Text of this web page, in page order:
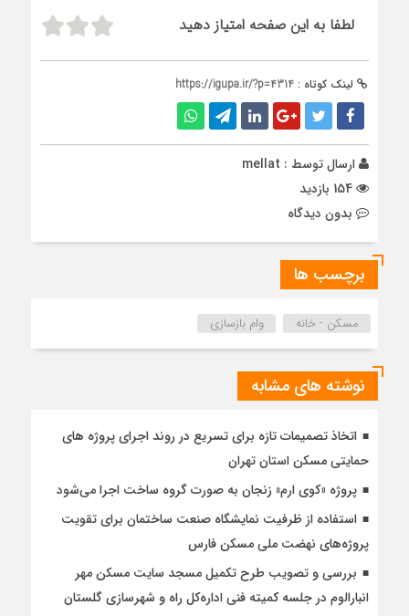
لطفا به این صفحه امتیاز دهید
لینک کوتاه : https://igupa.ir/?p=4314
ارسال توسط : mellat
بدون دیدگاه
برچسب ها
مسکن - خانه وام بازسازی
نوشته های مشابه
اتخاذ تصمیمات تازه برای تسریع در روند اجرای پروژه های
حمایتی مسکن استان تهران
پروژه «کوی ارم» زنجان به صورت گروه ساخت اجرا می‌شود
استفاده از ظرفیت نمایشگاه صنعت ساختمان برای تقویت
پروژه‌های نهضت ملی مسکن فارس
بررسی و تصویب طرح تکمیل مسجد سایت مسکن مهر
انبارالوم در جلسه کمیته فنی اداره‌کل راه و شهرسازی گلستان